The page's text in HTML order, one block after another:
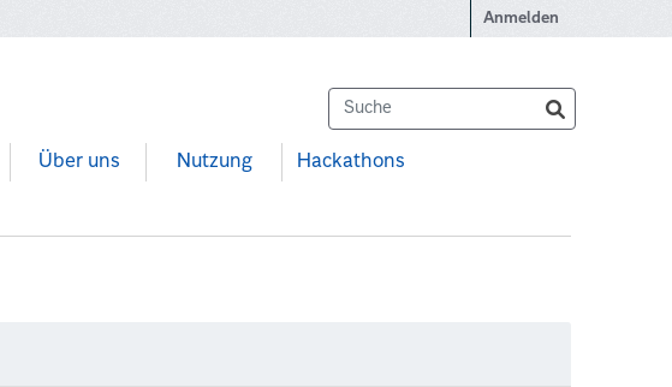
Anmelden
Über uns Nutzung Hackathons